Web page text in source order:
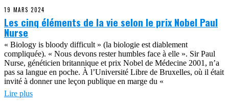
19 MARS 2024
Les cinq éléments de la vie selon le prix Nobel Paul
Nurse
« Biology is bloody difficult » (la biologie est diablement
compliquée). « Nous devons rester humbles face à elle ». Sir Paul
Nurse, généticien britannique et prix Nobel de Médecine 2001, n’a
pas sa langue en poche. À l’Université Libre de Bruxelles, où il était
invité à donner une leçon publique en marge du «
Lire plus